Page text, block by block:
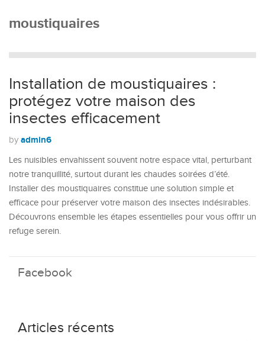
moustiquaires
Installation de moustiquaires :
protégez votre maison des
insectes efficacement
by admin6
Les nuisibles envahissent souvent notre espace vital, perturbant
notre tranquillité, surtout durant les chaudes soirées d’été.
Installer des moustiquaires constitue une solution simple et
efficace pour préserver votre maison des insectes indésirables.
Découvrons ensemble les étapes essentielles pour vous offrir un
refuge serein.
Facebook
Articles récents